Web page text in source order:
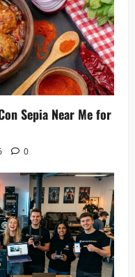
Sepia Near Me for
0